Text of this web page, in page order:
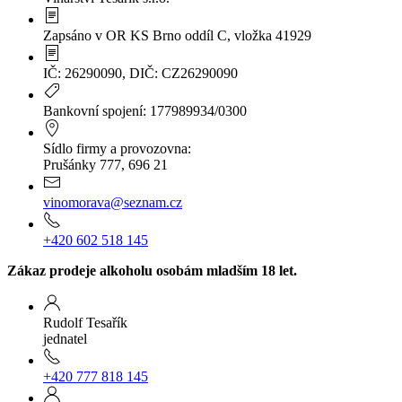
Zapsáno v OR KS Brno oddíl C, vložka 41929
IČ: 26290090, DIČ: CZ26290090
Bankovní spojení: 177989934/0300
Sídlo firmy a provozovna:
Prušánky 777, 696 21
vinomorava@seznam.cz
+420 602 518 145
Zákaz prodeje alkoholu osobám mladším 18 let.
Rudolf Tesařík
jednatel
+420 777 818 145